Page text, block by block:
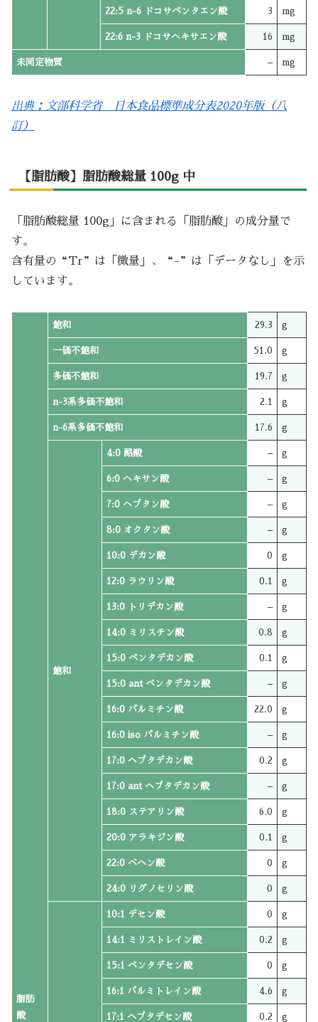
22:5 n-6 ドコサペンタエン酸 3 mg
22:6 n-3 ドコサヘキサエン酸 16 mg
未同定物質 – mg
出典：文部科学省 日本食品標準成分表2020年版（八
訂）
【脂肪酸】脂肪酸総量 100g 中
「脂肪酸総量 100g」に含まれる「脂肪酸」の成分量で
す。
含有量の“Tr”は「微量」、“-”は「データなし」を示
しています。
脂肪
酸
飽和 29.3 g
一価不飽和 51.0 g
多価不飽和 19.7 g
n-3系多価不飽和 2.1 g
n-6系多価不飽和 17.6 g
飽和
4:0 酪酸 – g
6:0 ヘキサン酸 – g
7:0 ヘプタン酸 – g
8:0 オクタン酸 – g
10:0 デカン酸 0 g
12:0 ラウリン酸 0.1 g
13:0 トリデカン酸 – g
14:0 ミリスチン酸 0.8 g
15:0 ペンタデカン酸 0.1 g
15:0 ant ペンタデカン酸 – g
16:0 パルミチン酸 22.0 g
16:0 iso パルミチン酸 – g
17:0 ヘプタデカン酸 0.2 g
17:0 ant ヘプタデカン酸 – g
18:0 ステアリン酸 6.0 g
20:0 アラキジン酸 0.1 g
22:0 ベヘン酸 0 g
24:0 リグノセリン酸 0 g
10:1 デセン酸 0 g
14:1 ミリストレイン酸 0.2 g
15:1 ペンタデセン酸 0 g
16:1 パルミトレイン酸 4.6 g
17:1 ヘプタデセン酸 0.2 g